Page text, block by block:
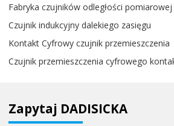
Fabryka czujników odległości pomiarowej
Czujnik indukcyjny dalekiego zasięgu
Kontakt Cyfrowy czujnik przemieszczenia
Czujnik przemieszczenia cyfrowego
Zapytaj DADISICKA